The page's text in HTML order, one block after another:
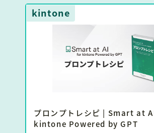
kintone
プロンプトレシピ | Smart at
kintone Powered by GPT